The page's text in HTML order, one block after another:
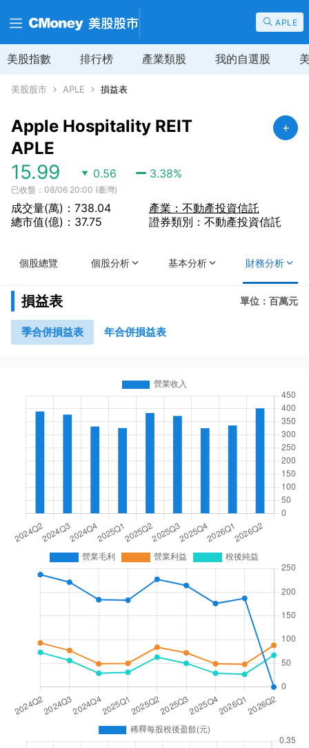
APLE
美股指數 排行榜 產業類股 我的自選股
美股股市 APLE 損益表
Apple Hospitality REIT
APLE
15.99 0.56 3.38%
已收盤：08/06 20:00 (臺灣)
成交量(萬)：738.04
總市值(億)：37.75
產業：不動產投資信託
證券類別：不動產投資信託
個股總覽 個股分析 基本分析 財務分析
損益表 單位：百萬元
季合併損益表 年合併損益表